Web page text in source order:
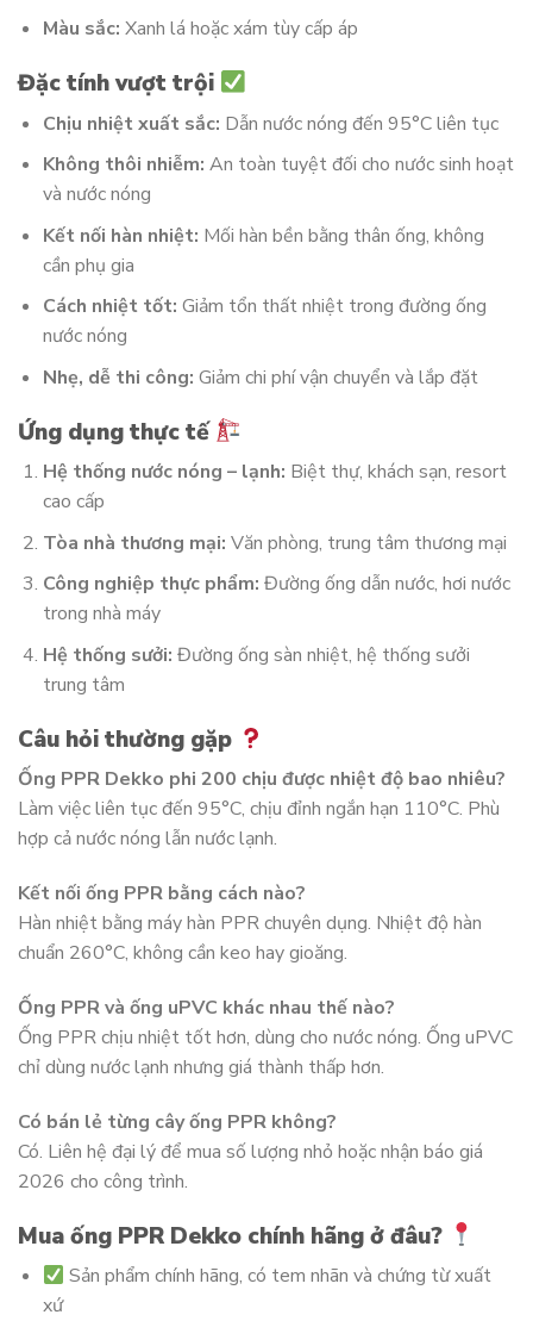
Màu sắc: Xanh lá hoặc xám tùy cấp áp
Đặc tính vượt trội
Chịu nhiệt xuất sắc: Dẫn nước nóng đến 95°C liên tục
Không thôi nhiễm: An toàn tuyệt đối cho nước sinh hoạt
và nước nóng
Kết nối hàn nhiệt: Mối hàn bền bằng thân ống, không
cần phụ gia
Cách nhiệt tốt: Giảm tổn thất nhiệt trong đường ống
nước nóng
Nhẹ, dễ thi công: Giảm chi phí vận chuyển và lắp đặt
Ứng dụng thực tế
Hệ thống nước nóng – lạnh: Biệt thự, khách sạn, resort
cao cấp
Tòa nhà thương mại: Văn phòng, trung tâm thương mại
Công nghiệp thực phẩm: Đường ống dẫn nước, hơi nước
trong nhà máy
Hệ thống sưởi: Đường ống sàn nhiệt, hệ thống sưởi
trung tâm
Câu hỏi thường gặp
Ống PPR Dekko phi 200 chịu được nhiệt độ bao nhiêu?
Làm việc liên tục đến 95°C, chịu đỉnh ngắn hạn 110°C. Phù
hợp cả nước nóng lẫn nước lạnh.
Kết nối ống PPR bằng cách nào?
Hàn nhiệt bằng máy hàn PPR chuyên dụng. Nhiệt độ hàn
chuẩn 260°C, không cần keo hay gioăng.
Ống PPR và ống uPVC khác nhau thế nào?
Ống PPR chịu nhiệt tốt hơn, dùng cho nước nóng. Ống uPVC
chỉ dùng nước lạnh nhưng giá thành thấp hơn.
Có bán lẻ từng cây ống PPR không?
Có. Liên hệ đại lý để mua số lượng nhỏ hoặc nhận báo giá
2026 cho công trình.
Mua ống PPR Dekko chính hãng ở đâu?
Sản phẩm chính hãng, có tem nhãn và chứng từ xuất
xứ